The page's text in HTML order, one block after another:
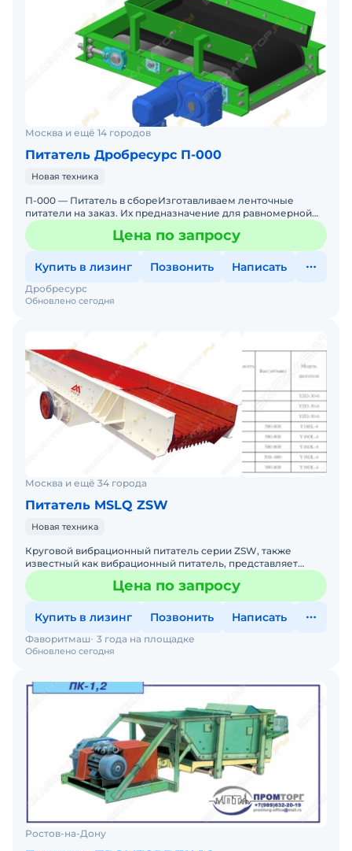
Москва и ещё 14 городов
Питатель Дробресурс П-000
Новая техника
П-000 — Питатель в сбореИзготавливаем ленточные
питатели на заказ. Их предназначение для равномерной
регулируемой подачи сыпучих материалов из накопительн
Цена по запросу
Купить в лизинг Позвонить Написать
Обновлено сегодня
Дробресурс
Москва и ещё 34 города
Питатель MSLQ ZSW
Новая техника
Круговой вибрационный питатель серии ZSW, также
известный как вибрационный питатель, представляет
собой новый линейный вибрационный питатель со
сверхнизким профЦена по запросу
Купить в лизинг Позвонить Написать
Обновлено сегодня
Фаворитмаш 3 года на площадке
Ростов-на-Дону